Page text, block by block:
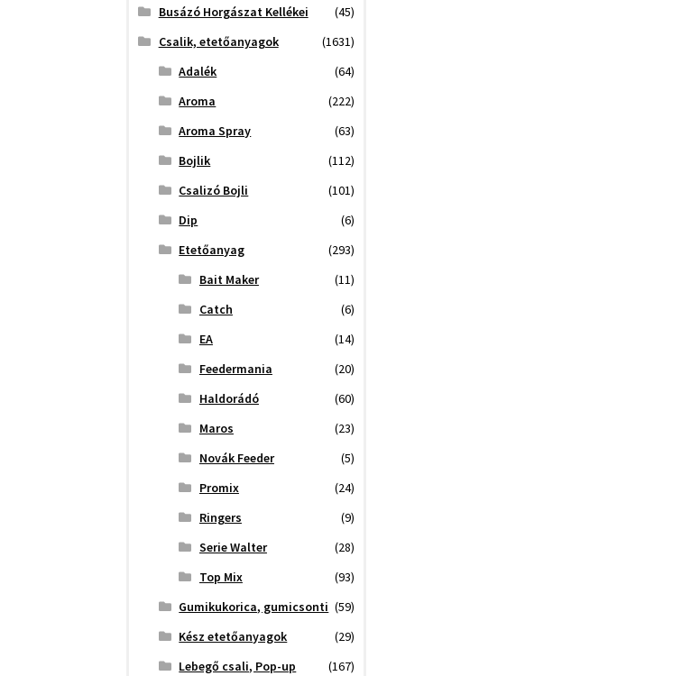
Busázó Horgászat Kellékei
(45)
Csalik, etetőanyagok
(1631)
Adalék
(64)
Aroma
(222)
Aroma Spray
(63)
Bojlik
(112)
Csalizó Bojli
(101)
Dip
(6)
Etetőanyag
(293)
Bait Maker
(11)
Catch
(6)
EA
(14)
Feedermania
(20)
Haldorádó
(60)
Maros
(23)
Novák Feeder
(5)
Promix
(24)
Ringers
(9)
Serie Walter
(28)
Top Mix
(93)
Gumikukorica, gumicsonti (59)
Kész etetőanyagok
(29)
Lebegő csali, Pop-up
(167)